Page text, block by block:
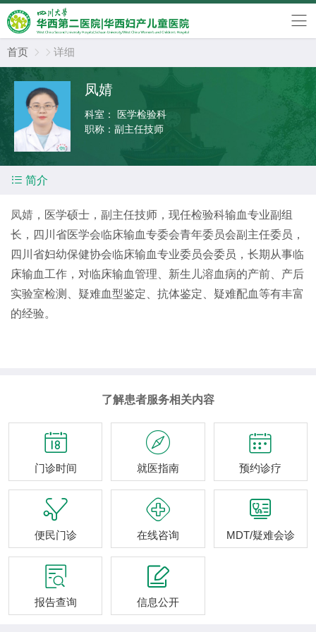
首页   详细
凤婧
科室：
医学检验科
职称： 副主任技师
 简介
凤婧 ，医学硕士，副主任技师，现任检验科输血专业副组
长，四川省医学会临床输血专委会青年委员会副主任委员，
四川省妇幼保健协会临床输血专业委员会委员，长期从事临
床输血工作，对临床输血管理、新生儿溶血病的产前、产后
实验室检测、疑难血型鉴定、抗体鉴定、疑难配血等有丰富
的经验。
了解患者服务相关内容

门诊时间

就医指南

预约诊疗

便民门诊

在线咨询

MDT/疑难会诊

报告查询

信息公开